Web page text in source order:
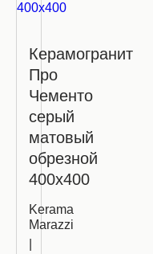
Керамогранит
Про
Чементо
серый
матовый
обрезной
400х400
Kerama
Marazzi